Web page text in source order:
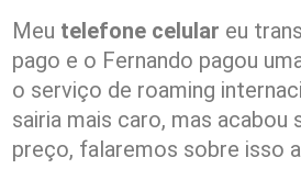
Meu telefone celular eu
pago e o Fernando pagou
o serviço de roaming
sairia mais caro, mas acabou
preço, falaremos sobre isso